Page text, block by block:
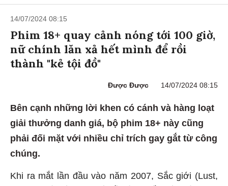
14/07/2024 08:15
Phim 18+ quay cảnh nóng tới 100 giờ,
nữ chính lăn xả hết mình để rồi
thành "kẻ tội đồ"
Được Được 14/07/2024 08:15
Bên cạnh những lời khen có cánh và hàng loạt
giải thưởng danh giá, bộ phim 18+ này cũng
phải đối mặt với nhiều chỉ trích gay gắt từ công
chúng.
Khi ra mắt lần đầu vào năm 2007, Sắc giới (Lust,